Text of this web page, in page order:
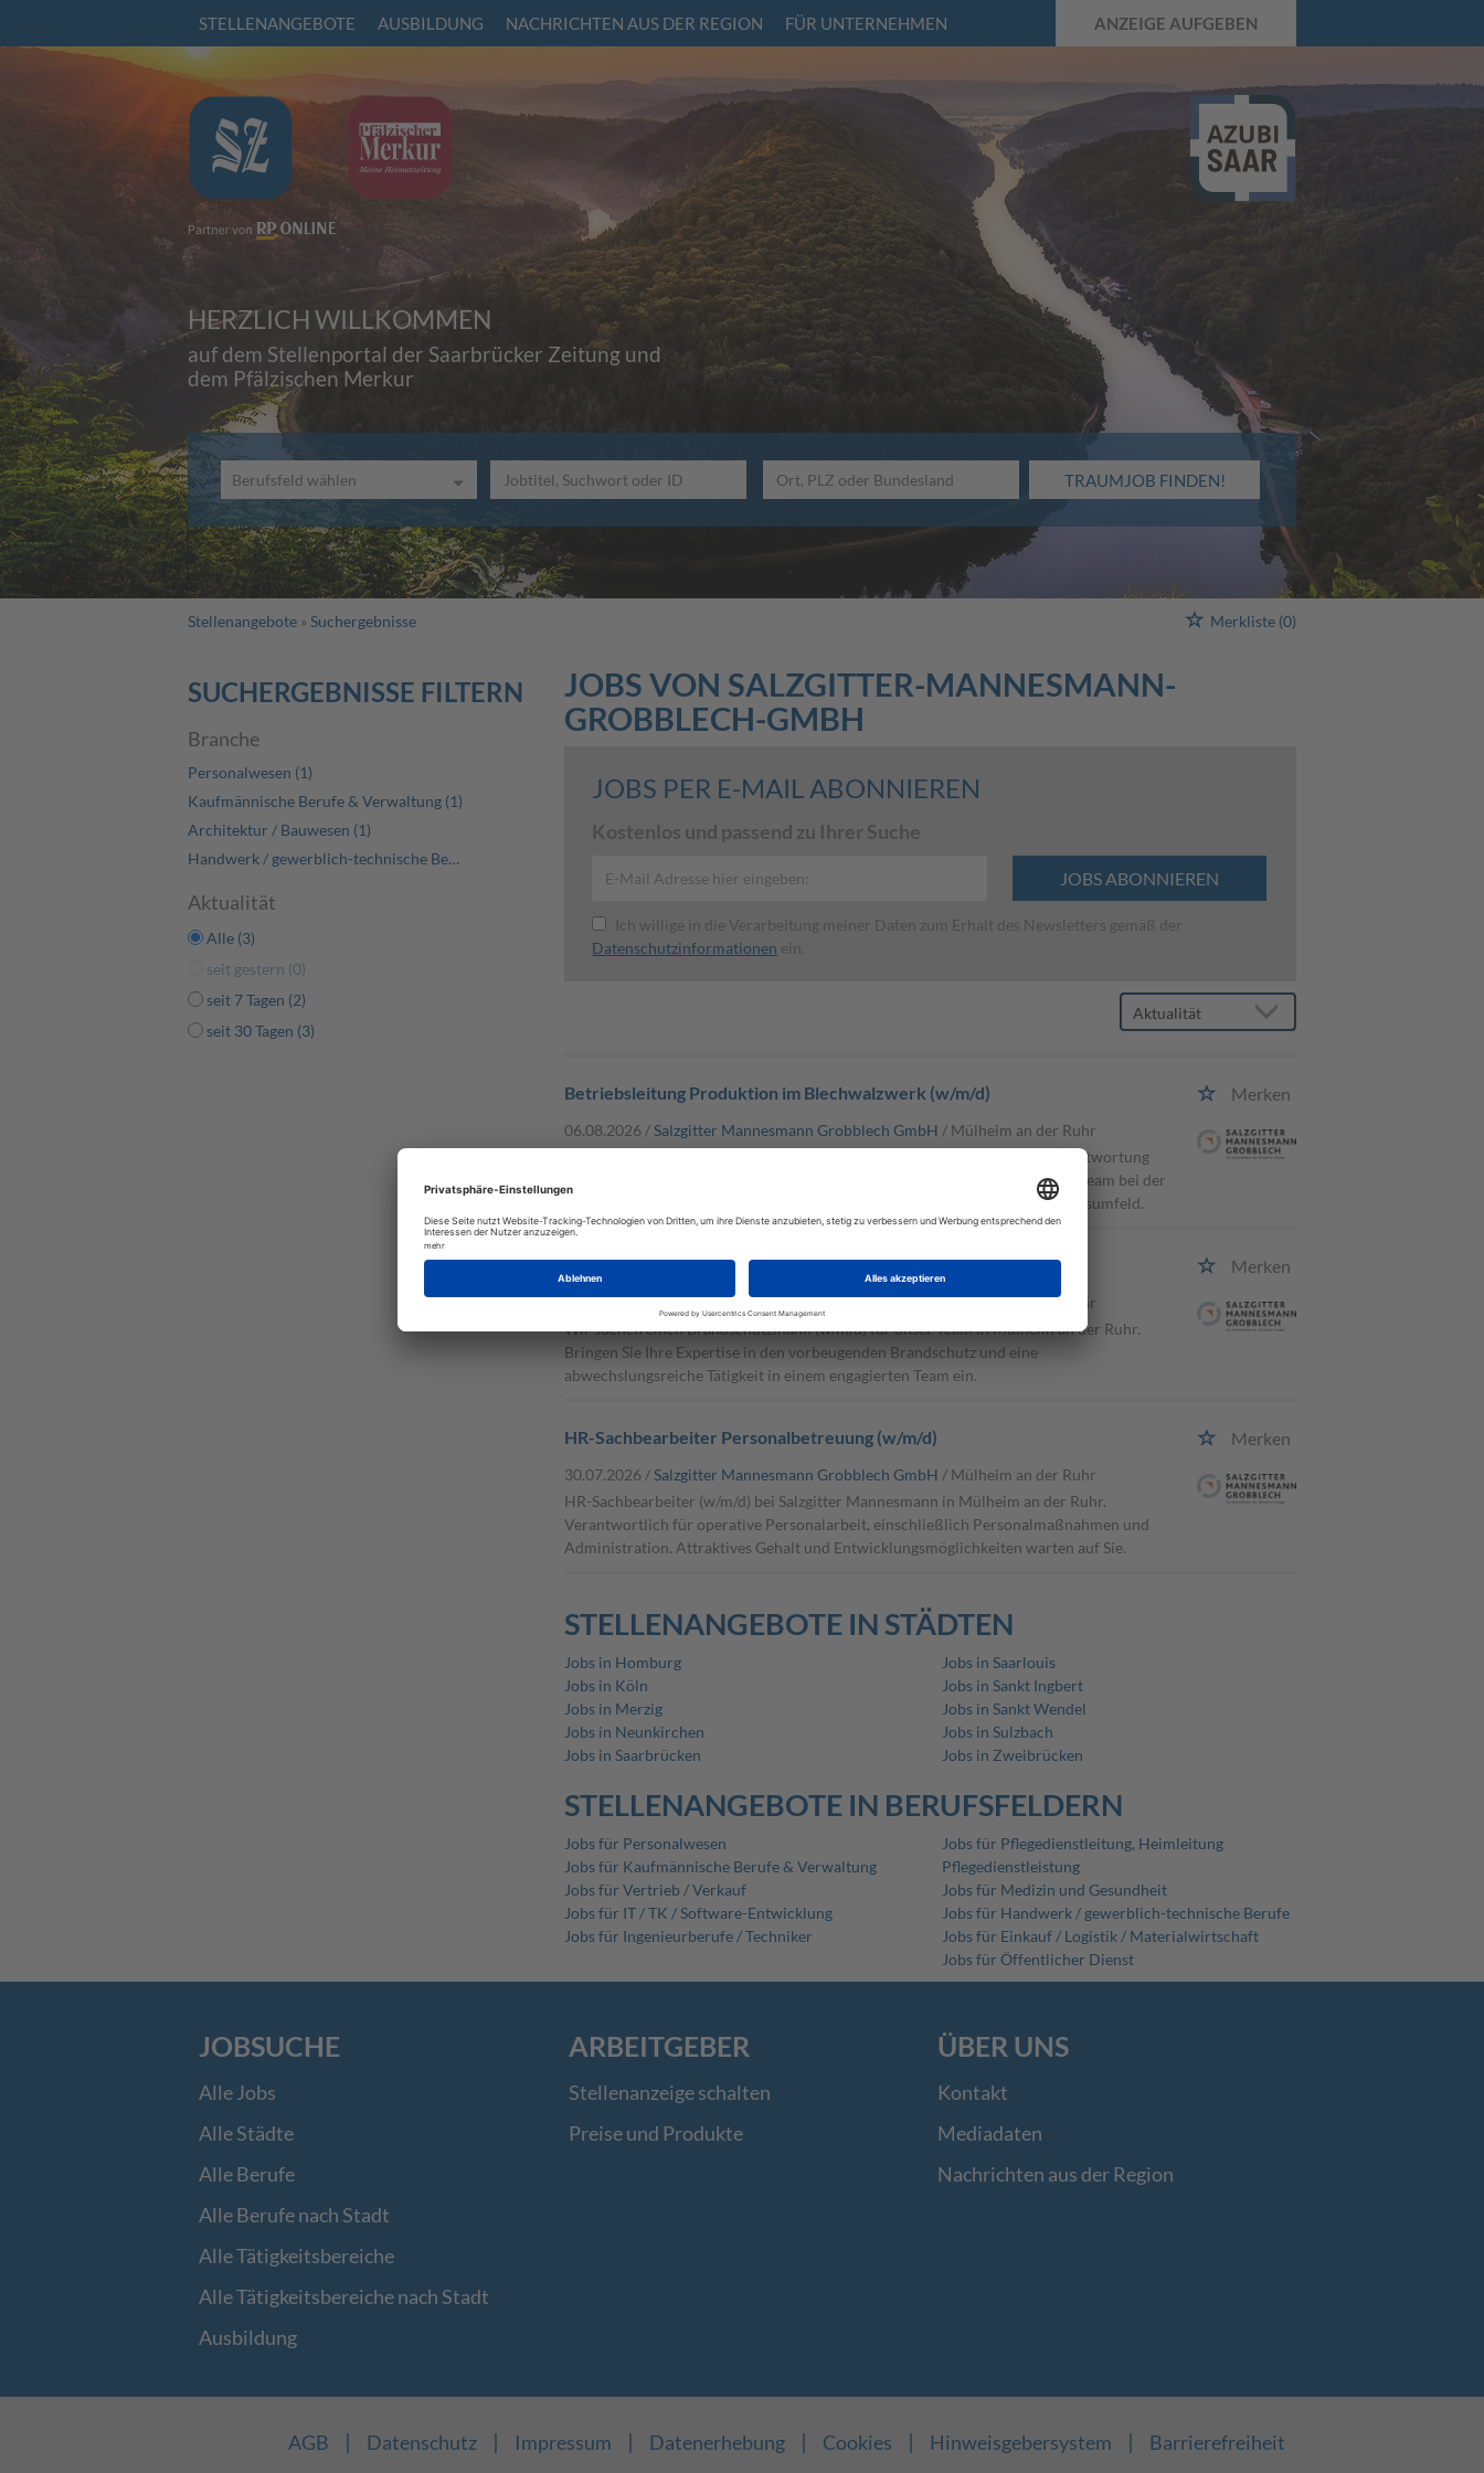
STELLENANGEBOTE AUSBILDUNG NACHRICHTEN AUS DER REGION FÜR UNTERNEHMEN ANZEIGE AUFGEBEN
HERZLICH WILLKOMMEN
auf dem Stellenportal der Saarbrücker Zeitung und
dem Pfälzischen Merkur
TRAUMJOB FINDEN!
Stellenangebote Suchergebnisse Merkliste (0)
SUCHERGEBNISSE FILTERN
Branche
Personalwesen (1)
Kaufmännische Berufe & Verwaltung (1)
Architektur / Bauwesen (1)
Handwerk / gewerblich-technische Berufe (1)
Aktualität
Alle (3)
seit gestern (0)
seit 7 Tagen (2)
seit 30 Tagen (3)
JOBS VON SALZGITTER-MANNESMANN-
GROBBLECH-GMBH
JOBS PER E-MAIL ABONNIEREN
Kostenlos und passend zu Ihrer Suche
JOBS ABONNIEREN
Ich willige in die Verarbeitung meiner Daten zum Erhalt des Newsletters gemäß der
Datenschutzinformationen ein.
Betriebsleitung Produktion im Blechwalzwerk (w/m/d) Merken
06.08.2026 /Salzgitter Mannesmann Grobblech GmbH / Mülheim an der Ruhr
Übernehmen Sie als Betriebsleitung Produktion im Blechwalzwerk die Verantwortung
für einen reibungslosen Produktionsablauf und führen Sie ein kompetentes Team bei der
Herstellung hochwertiger Grobbleche in einem abwechslungsreichen Arbeitsumfeld.
Brandschutzmann (w/m/d) Merken
04.08.2026 /Salzgitter Mannesmann Grobblech GmbH/ Mülheim an der Ruhr
Wir suchen einen Brandschutzmann (w/m/d) für unser Team in Mülheim an der Ruhr.
Bringen Sie Ihre Expertise in den vorbeugenden Brandschutz und eine
abwechslungsreiche Tätigkeit in einem engagierten Team ein.
HR-Sachbearbeiter Personalbetreuung (w/m/d) Merken
30.07.2026 /Salzgitter Mannesmann Grobblech GmbH / Mülheim an der Ruhr
HR-Sachbearbeiter (w/m/d) bei Salzgitter Mannesmann in Mülheim an der Ruhr.
Verantwortlich für operative Personalarbeit, einschließlich Personalmaßnahmen und
Administration. Attraktives Gehalt und Entwicklungsmöglichkeiten warten auf Sie.
STELLENANGEBOTE IN STÄDTEN
Jobs in Homburg
Jobs in Köln
Jobs in Merzig
Jobs in Neunkirchen
Jobs in Saarbrücken
Jobs in Saarlouis
Jobs in Sankt Ingbert
Jobs in Sankt Wendel
Jobs in Sulzbach
Jobs in Zweibrücken
STELLENANGEBOTE IN BERUFSFELDERN
Jobs für Personalwesen
Jobs für Kaufmännische Berufe & Verwaltung
Jobs für Vertrieb / Verkauf
Jobs für IT / TK / Software-Entwicklung
Jobs für Ingenieurberufe / Techniker
Jobs für Pflegedienstleitung, Heimleitung
Pflegedienstleistung
Jobs für Medizin und Gesundheit
Jobs für Handwerk / gewerblich-technische Berufe
Jobs für Einkauf / Logistik / Materialwirtschaft
Jobs für Öffentlicher Dienst
JOBSUCHE
Alle Jobs
Alle Städte
Alle Berufe
Alle Berufe nach Stadt
Alle Tätigkeitsbereiche
Alle Tätigkeitsbereiche nach Stadt
Ausbildung
ARBEITGEBER
Stellenanzeige schalten
Preise und Produkte
ÜBER UNS
Kontakt
Mediadaten
Nachrichten aus der Region
AGB | Datenschutz | Impressum | Datenerhebung | Cookies | Hinweisgebersystem | Barrierefreiheit